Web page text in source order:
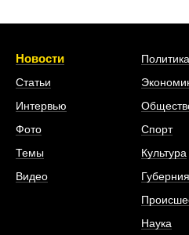
Новости
Статьи
Интервью
Фото
Темы
Видео
Политика
Спорт
Культура
Губерния
Наука